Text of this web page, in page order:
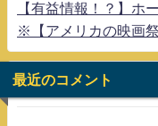
【有益情報！？】ホ
※【アメリカの映画
最近のコメント